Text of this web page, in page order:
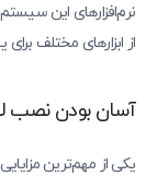
نرم‌افزارهای این
از ابزارهای مختلف
آسان بودن نصب
یکی از مهم‌ترین